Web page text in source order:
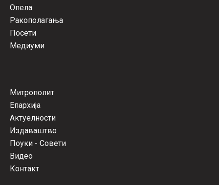
Опела
Ракополагања
Посети
Медиуми
Митрополит
Епархија
Актуелности
Издаваштво
Поуки - Совети
Видео
Контакт